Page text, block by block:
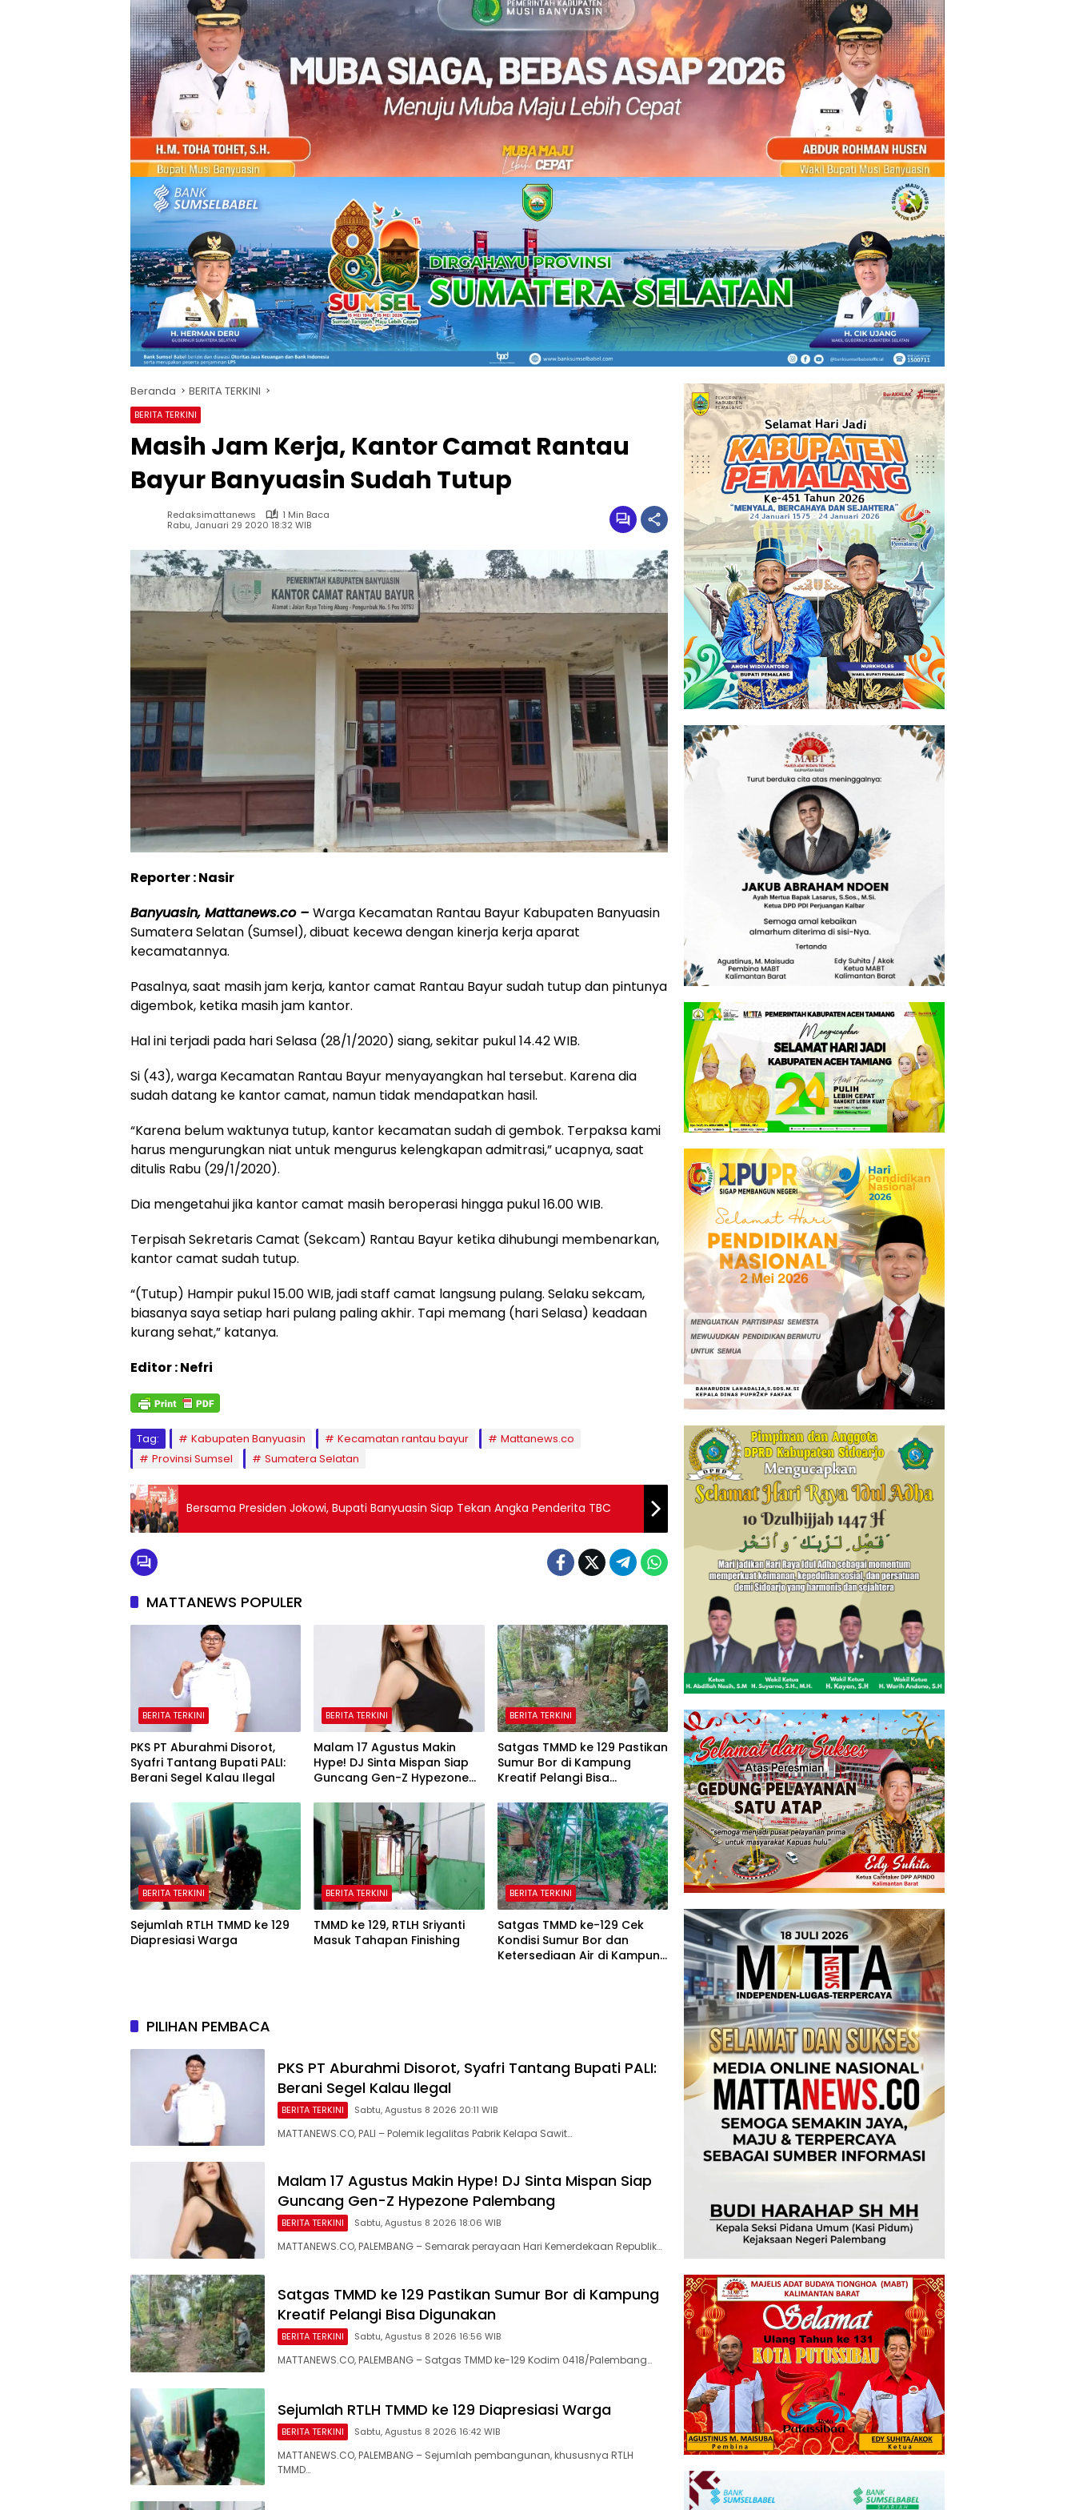
Beranda BERITA TERKINI
BERITA TERKINI
Masih Jam Kerja, Kantor Camat Rantau
Bayur Banyuasin Sudah Tutup
Redaksimattanews
1 Min Baca
Rabu, Januari 29 2020 18:32 WIB
Reporter : Nasir
Banyuasin, Mattanews.co – Warga Kecamatan Rantau Bayur Kabupaten Banyuasin
Sumatera Selatan (Sumsel), dibuat kecewa dengan kinerja kerja aparat
kecamatannya.
Pasalnya, saat masih jam kerja, kantor camat Rantau Bayur sudah tutup dan pintunya
digembok, ketika masih jam kantor.
Hal ini terjadi pada hari Selasa (28/1/2020) siang, sekitar pukul 14.42 WIB.
Si (43), warga Kecamatan Rantau Bayur menyayangkan hal tersebut. Karena dia
sudah datang ke kantor camat, namun tidak mendapatkan hasil.
“Karena belum waktunya tutup, kantor kecamatan sudah di gembok. Terpaksa kami
harus mengurungkan niat untuk mengurus kelengkapan admitrasi,” ucapnya, saat
ditulis Rabu (29/1/2020).
Dia mengetahui jika kantor camat masih beroperasi hingga pukul 16.00 WIB.
Terpisah Sekretaris Camat (Sekcam) Rantau Bayur ketika dihubungi membenarkan,
kantor camat sudah tutup.
“(Tutup) Hampir pukul 15.00 WIB, jadi staff camat langsung pulang. Selaku sekcam,
biasanya saya setiap hari pulang paling akhir. Tapi memang (hari Selasa) keadaan
kurang sehat,” katanya.
Editor : Nefri
Tag: Kabupaten Banyuasin Kecamatan rantau bayur
Mattanews.co
Provinsi Sumsel
Sumatera Selatan
Bersama Presiden Jokowi, Bupati Banyuasin Siap Tekan Angka Penderita TBC
MATTANEWS POPULER
BERITA TERKINI
PKS PT Aburahmi Disorot,
Syafri Tantang Bupati PALI:
Berani Segel Kalau Ilegal
BERITA TERKINI
Malam 17 Agustus Makin
Hype! DJ Sinta Mispan Siap
Guncang Gen-Z Hypezone
BERITA TERKINI
Satgas TMMD ke 129 Pastikan
Sumur Bor di Kampung
Kreatif Pelangi Bisa
BERITA TERKINI
Sejumlah RTLH TMMD ke 129
Diapresiasi Warga
BERITA TERKINI
TMMD ke 129, RTLH Sriyanti
Masuk Tahapan Finishing
BERITA TERKINI
Satgas TMMD ke-129 Cek
Kondisi Sumur Bor dan
Ketersediaan Air di Kampung
PILIHAN PEMBACA
PKS PT Aburahmi Disorot, Syafri Tantang Bupati PALI:
Berani Segel Kalau Ilegal
BERITA TERKINI Sabtu, Agustus 8 2026 20:11 WIB
MATTANEWS.CO, PALI – Polemik legalitas Pabrik Kelapa Sawit…
Malam 17 Agustus Makin Hype! DJ Sinta Mispan Siap
Guncang Gen-Z Hypezone Palembang
BERITA TERKINI Sabtu, Agustus 8 2026 18:06 WIB
MATTANEWS.CO, PALEMBANG – Semarak perayaan Hari Kemerdekaan Republik…
Satgas TMMD ke 129 Pastikan Sumur Bor di Kampung
Kreatif Pelangi Bisa Digunakan
BERITA TERKINI Sabtu, Agustus 8 2026 16:56 WIB
MATTANEWS.CO, PALEMBANG – Satgas TMMD ke-129 Kodim 0418/Palembang…
Sejumlah RTLH TMMD ke 129 Diapresiasi Warga
BERITA TERKINI Sabtu, Agustus 8 2026 16:42 WIB
MATTANEWS.CO, PALEMBANG – Sejumlah pembangunan, khususnya RTLH
TMMD…